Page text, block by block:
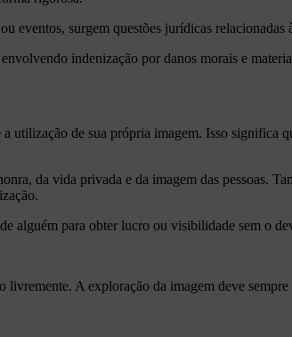
eventos, surgem questões jurídicas
indenização por danos morais e
utilização de sua própria imagem. Isso significa
da vida privada e da imagem das pessoas.
alguém para obter lucro ou visibilidade sem o
A exploração da imagem deve